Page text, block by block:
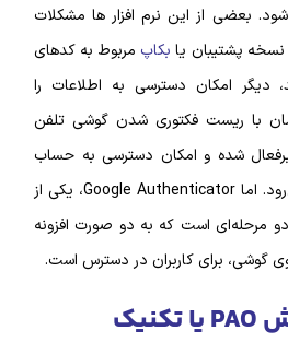
بعضی از این نرم‌ افزار‌ ها مشکلات
نسخه پشتیبان یا بکاپ مربوط به کد‌های
دیگر امکان دسترسی به اطلاعات را
با ریست فکتوری شدن گوشی تلفن
شده و امکان دسترسی به حساب
شما برای همیشه از بین می‌رود. اما Google Authenticator، یکی از
دو مرحله‌ای است که به دو صورت افزونه
گوشی، برای کاربران در دسترس است.
روش چهارم: روش PAO یا تکنیک